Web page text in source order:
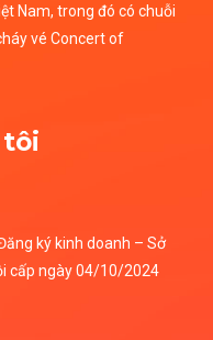
Nam, trong đó có chuỗi
vé Concert of
ký kinh doanh – Sở
cấp ngày 04/10/2024